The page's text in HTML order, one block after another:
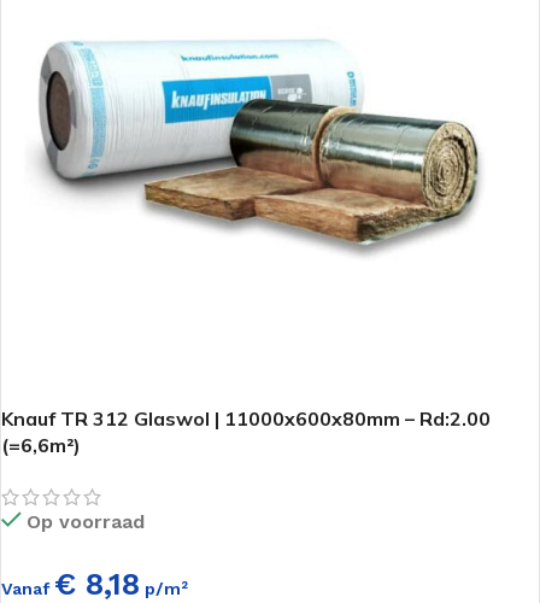
Knauf TR 312 Glaswol | 11000x600x80mm – Rd:2.00
(=6,6m²)
Op voorraad
Vanaf € 8,18 p/m²